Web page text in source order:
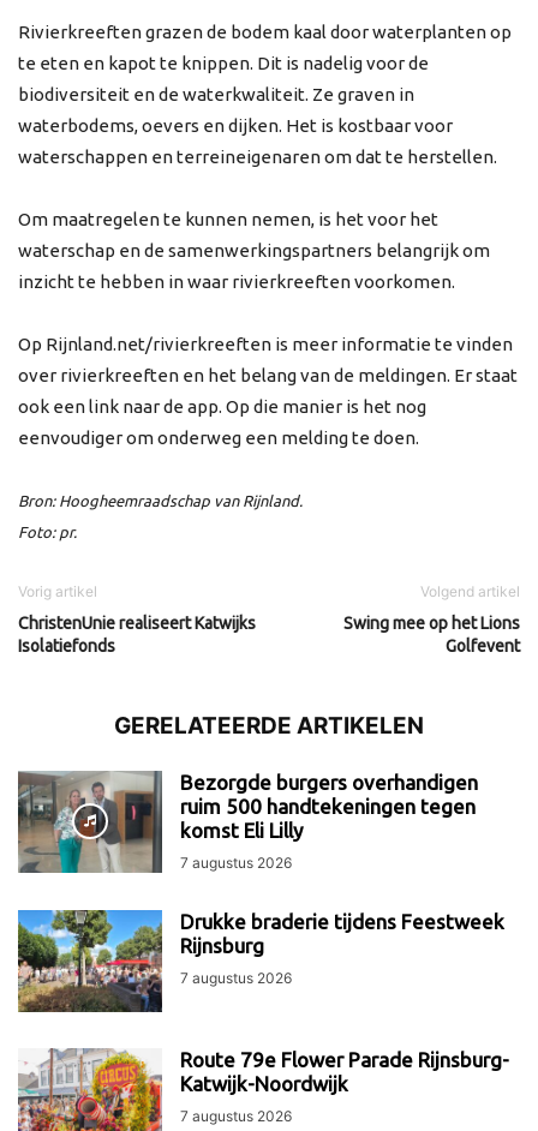
Rivierkreeften grazen de bodem kaal door waterplanten op
te eten en kapot te knippen. Dit is nadelig voor de
biodiversiteit en de waterkwaliteit. Ze graven in
waterbodems, oevers en dijken. Het is kostbaar voor
waterschappen en terreineigenaren om dat te herstellen.
Om maatregelen te kunnen nemen, is het voor het
waterschap en de samenwerkingspartners belangrijk om
inzicht te hebben in waar rivierkreeften voorkomen.
Op Rijnland.net/rivierkreeften is meer informatie te vinden
over rivierkreeften en het belang van de meldingen. Er staat
ook een link naar de app. Op die manier is het nog
eenvoudiger om onderweg een melding te doen.
Bron: Hoogheemraadschap van Rijnland.
Foto: pr.
Vorig artikel
ChristenUnie realiseert Katwijks
Isolatiefonds
Volgend artikel
Swing mee op het Lions
Golfevent
GERELATEERDE ARTIKELEN
Bezorgde burgers overhandigen
ruim 500 handtekeningen tegen
komst Eli Lilly
7 augustus 2026
Drukke braderie tijdens Feestweek
Rijnsburg
7 augustus 2026
Route 79e Flower Parade Rijnsburg-
Katwijk-Noordwijk
7 augustus 2026